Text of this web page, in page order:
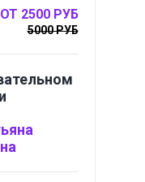
ОТ 2500 РУБ
5000 РУБ